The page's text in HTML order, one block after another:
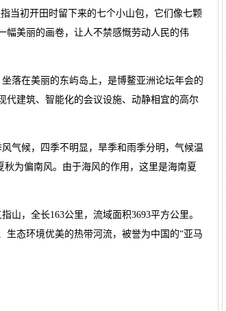
当初开田时留下来的七个小山包，它们像七颗
幅美丽的画卷，让人不禁感慨劳动人民的伟
落在美丽的东屿岛上，是博鳌亚洲论坛年会的
代建筑、智能化的会议设施、动静相宜的高尔
气候，四季不明显，旱季和雨季分明，气候温
为偏南风。由于海风的作用，这里是海南夏
，全长163公里，流域面积3693平方公里。
态环境优美的热带河流，被誉为中国的“亚马